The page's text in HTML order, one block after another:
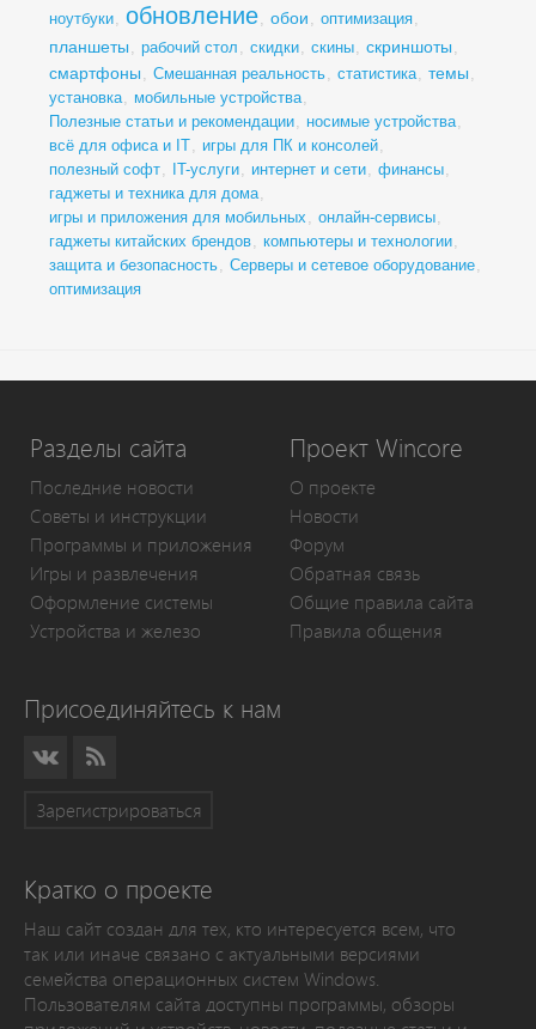
ноутбуки, обновление, обои , оптимизация,
планшеты , рабочий стол , скидки, скины, скриншоты ,
смартфоны , Смешанная реальность, статистика, темы ,
установка, мобильные устройства,
Полезные статьи и рекомендации, носимые устройства,
всё для офиса и IT, игры для ПК и консолей,
полезный софт, IT-услуги, интернет и сети, финансы,
гаджеты и техника для дома,
игры и приложения для мобильных , онлайн-сервисы,
гаджеты китайских брендов, компьютеры и технологии,
защита и безопасность, Серверы и сетевое оборудование,
оптимизация
Разделы сайта
Последние новости
Советы и инструкции
Программы и приложения
Игры и развлечения
Оформление системы
Устройства и железо
Проект Wincore
О проекте
Новости
Форум
Обратная связь
Общие правила сайта
Правила общения
Присоединяйтесь к нам
Зарегистрироваться
Кратко о проекте
Наш сайт создан для тех, кто интересуется всем, что
так или иначе связано с актуальными версиями
семейства операционных систем Windows.
Пользователям сайта доступны программы, обзоры